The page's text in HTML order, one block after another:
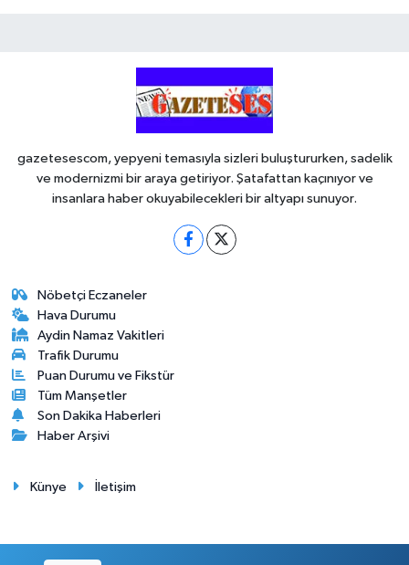
gazetesescom, yepyeni temasıyla sizleri buluştururken, sadelik
ve modernizmi bir araya getiriyor. Şatafattan kaçınıyor ve
insanlara haber okuyabilecekleri bir altyapı sunuyor.
Nöbetçi Eczaneler
Hava Durumu
Aydin Namaz Vakitleri
Trafik Durumu
Puan Durumu ve Fikstür
Tüm Manşetler
Son Dakika Haberleri
Haber Arşivi
Künye İletişim